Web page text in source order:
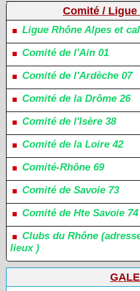
Comité /
Ligue Rhône Alpes et
Comité de l'Ain 01
Comité de l'Ardèche 07
Comité de la Drôme 26
Comité de l'Isère 38
Comité de la Loire 42
Comité-Rhône 69
Comité de Savoie 73
Comité de Hte Savoie 74
Clubs du Rhône
lieux )